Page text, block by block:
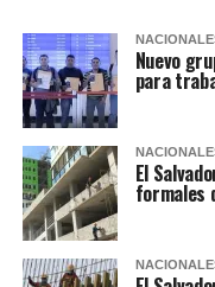
Nuevo
para
El
formales